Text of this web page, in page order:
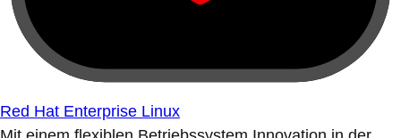
Red Hat Enterprise Linux